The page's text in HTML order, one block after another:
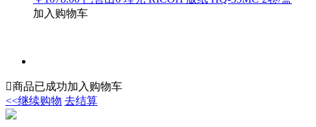
加入购物车
商品已成功加入购物车
<<继续购物 去结算